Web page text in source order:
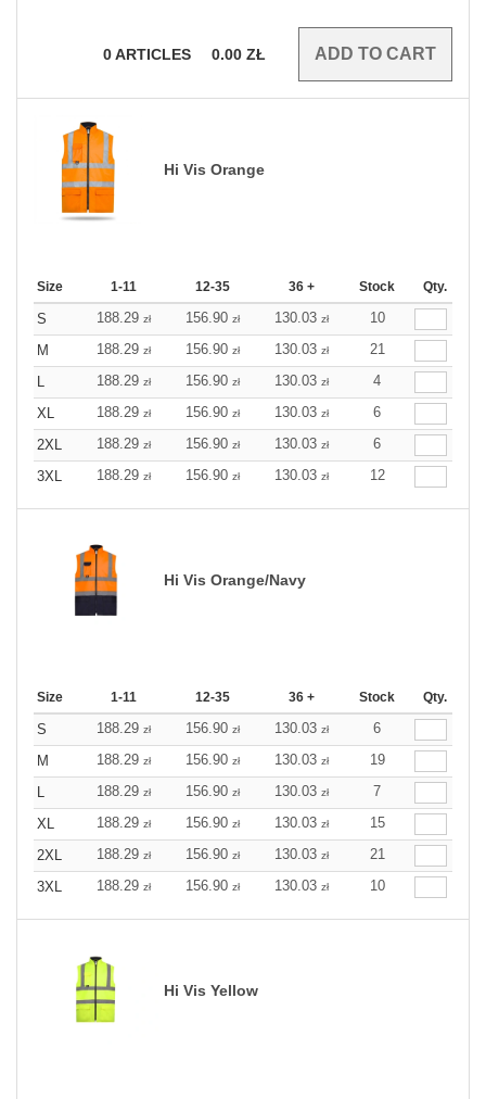
0ARTICLES 0.00 ZŁ
Hi Vis Orange
Size 1-11 12-35 36 + Stock Qty.
S 188.29 zł 156.90 zł 130.03 zł
10
M
188.29 zł 156.90 zł 130.03 zł
21
L
188.29 zł 156.90 zł 130.03 zł
4
XL
188.29 zł 156.90 zł 130.03 zł
6
2XL
188.29 zł 156.90 zł 130.03 zł
6
3XL
188.29 zł 156.90 zł 130.03 zł 12
Hi Vis Orange/Navy
Size 1-11 12-35 36 + Stock Qty.
S 188.29 zł 156.90 zł 130.03 zł
6
M
188.29 zł 156.90 zł 130.03 zł
19
L
188.29 zł 156.90 zł 130.03 zł
7
XL
188.29 zł 156.90 zł 130.03 zł
15
2XL
188.29 zł 156.90 zł 130.03 zł
21
3XL
188.29 zł 156.90 zł 130.03 zł 10
Hi Vis Yellow